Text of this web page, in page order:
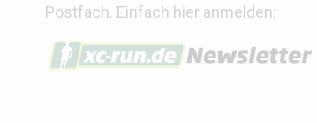
Postfach. Einfach hier anmelden: